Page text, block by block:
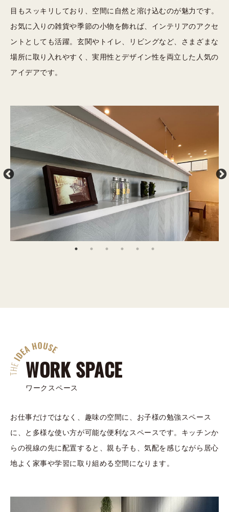
目もスッキリしており、空間に自然と溶け込むのが魅力です。
お気に入りの雑貨や季節の小物を飾れば、インテリアのアクセ
ントとしても活躍。玄関やトイレ、リビングなど、さまざまな
場所に取り入れやすく、実用性とデザイン性を両立した人気の
アイデアです。
WORK SPACE
ワークスペース
お仕事だけではなく、趣味の空間に、お子様の勉強スペース
に、と多様な使い方が可能な便利なスペースです。キッチンか
らの視線の先に配置すると、親も子も、気配を感じながら居心
地よく家事や学習に取り組める空間になります。